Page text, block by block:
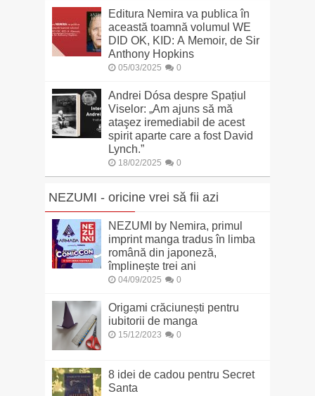
Editura Nemira va publica în
această toamnă volumul WE
DID OK, KID: A Memoir, de Sir
Anthony Hopkins
05/03/2025 0
Andrei Dósa despre Spațiul
Viselor: „Am ajuns să mă
ataşez iremediabil de acest
spirit aparte care a fost David
Lynch.”
18/02/2025 0
NEZUMI - oricine vrei să fii azi
NEZUMI by Nemira, primul
imprint manga tradus în limba
română din japoneză,
împlinește trei ani
04/09/2025 0
Origami crăciunești pentru
iubitorii de manga
15/12/2023 0
8 idei de cadou pentru Secret
Santa